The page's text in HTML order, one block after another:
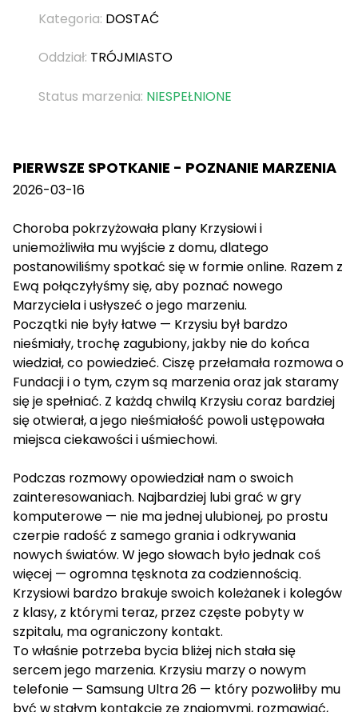
Kategoria: DOSTAĆ
Oddział: TRÓJMIASTO
Status marzenia: NIESPEŁNIONE
PIERWSZE SPOTKANIE - POZNANIE MARZENIA
2026-03-16
Choroba pokrzyżowała plany Krzysiowi i
uniemożliwiła mu wyjście z domu, dlatego
postanowiliśmy spotkać się w formie online. Razem z
Ewą połączyłyśmy się, aby poznać nowego
Marzyciela i usłyszeć o jego marzeniu.
Początki nie były łatwe — Krzysiu był bardzo
nieśmiały, trochę zagubiony, jakby nie do końca
wiedział, co powiedzieć. Ciszę przełamała rozmowa o
Fundacji i o tym, czym są marzenia oraz jak staramy
się je spełniać. Z każdą chwilą Krzysiu coraz bardziej
się otwierał, a jego nieśmiałość powoli ustępowała
miejsca ciekawości i uśmiechowi.
Podczas rozmowy opowiedział nam o swoich
zainteresowaniach. Najbardziej lubi grać w gry
komputerowe — nie ma jednej ulubionej, po prostu
czerpie radość z samego grania i odkrywania
nowych światów. W jego słowach było jednak coś
więcej — ogromna tęsknota za codziennością.
Krzysiowi bardzo brakuje swoich koleżanek i kolegów
z klasy, z którymi teraz, przez częste pobyty w
szpitalu, ma ograniczony kontakt.
To właśnie potrzeba bycia bliżej nich stała się
sercem jego marzenia. Krzysiu marzyo nowym
telefonie — Samsung Ultra26 — który pozwoliłby mu